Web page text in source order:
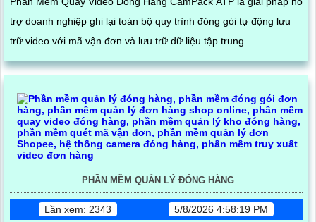
trợ doanh nghiệp ghi lại toàn bộ quy trình đóng gói tự động lưu
trữ video với mã vận đơn và lưu trữ dữ liệu tập trung
PHẦN MỀM QUẢN LÝ ĐÓNG HÀNG
Lần xem: 2343
5/8/2026 4:58:19 PM